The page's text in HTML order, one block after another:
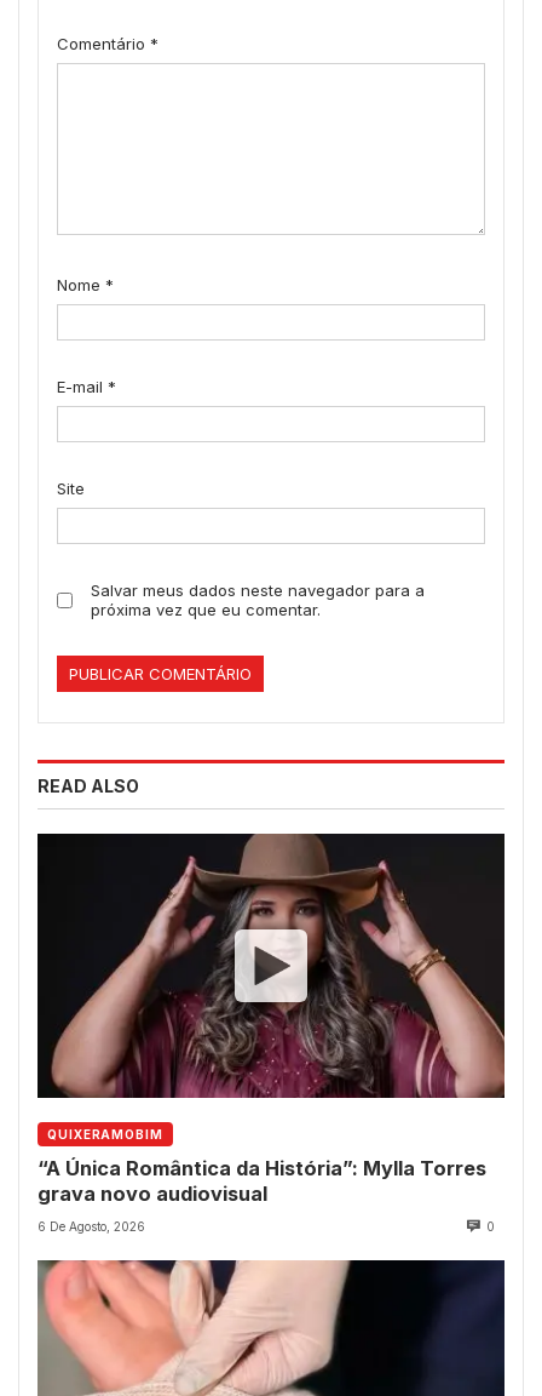
Comentário *
Nome *
E-mail *
Site
Salvar meus dados neste navegador para a
próxima vez que eu comentar.
READ ALSO
QUIXERAMOBIM
“A Única Romântica da História”: Mylla Torres
grava novo audiovisual
6 De Agosto, 2026 0